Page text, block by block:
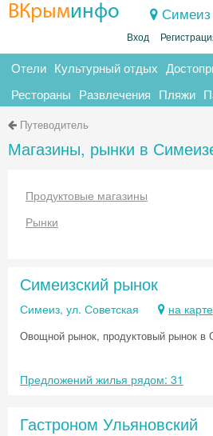
ВКрыминфо Симеиз
Вход
Отели Культурный отдых
Рестораны Развлечения Пляжи
Путеводитель
Магазины, рынки в
Продуктовые магазины
Рынки
Симеизский рынок
Симеиз, ул. Советская на карте
Овощной рынок, продуктовый рынок в
Предложений жилья рядом: 31
Гастроном Ульяновский